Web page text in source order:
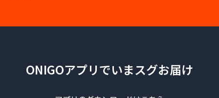
ONIGOアプリでいまスグお届け